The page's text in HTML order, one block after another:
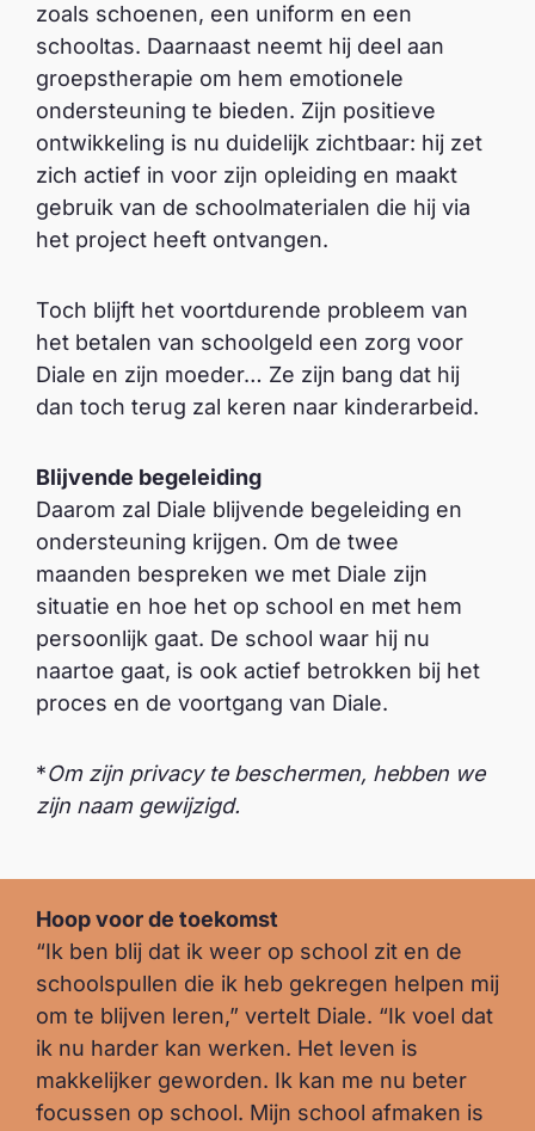
zoals schoenen, een uniform en een
schooltas. Daarnaast neemt hij deel aan
groepstherapie om hem emotionele
ondersteuning te bieden. Zijn positieve
ontwikkeling is nu duidelijk zichtbaar: hij zet
zich actief in voor zijn opleiding en maakt
gebruik van de schoolmaterialen die hij via
het project heeft ontvangen.
Toch blijft het voortdurende probleem van
het betalen van schoolgeld een zorg voor
Diale en zijn moeder… Ze zijn bang dat hij
dan toch terug zal keren naar kinderarbeid.
Blijvende begeleiding
Daarom zal Diale blijvende begeleiding en
ondersteuning krijgen. Om de twee
maanden bespreken we met Diale zijn
situatie en hoe het op school en met hem
persoonlijk gaat. De school waar hij nu
naartoe gaat, is ook actief betrokken bij het
proces en de voortgang van Diale.
*Om zijn privacy te beschermen, hebben we
zijn naam gewijzigd.
Hoop voor de toekomst
“Ik ben blij dat ik weer op school zit en de
schoolspullen die ik heb gekregen helpen mij
om te blijven leren,” vertelt Diale. “Ik voel dat
ik nu harder kan werken. Het leven is
makkelijker geworden. Ik kan me nu beter
focussen op school. Mijn school afmaken is